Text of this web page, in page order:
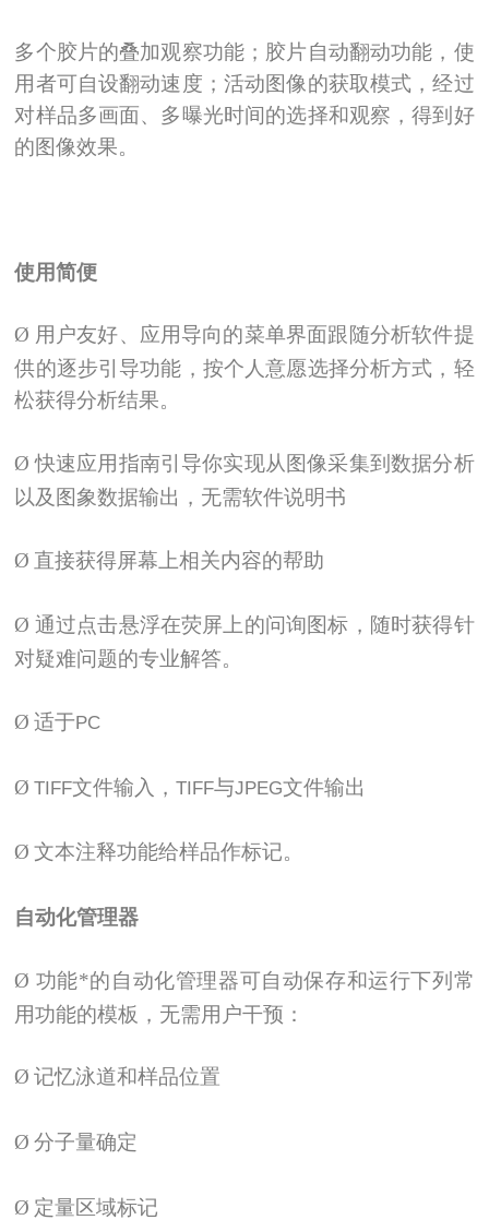
多个胶片的叠加观察功能；胶片自动翻动功能，使
用者可自设翻动速度；活动图像的获取模式，经过
对样品多画面、多曝光时间的选择和观察，得到好
的图像效果。
使用简便
Ø 用户友好、应用导向的菜单界面跟随分析软件提
供的逐步引导功能，按个人意愿选择分析方式，轻
松获得分析结果。
Ø 快速应用指南引导你实现从图像采集到数据分析
以及图象数据输出，无需软件说明书
Ø 直接获得屏幕上相关内容的帮助
Ø 通过点击悬浮在荧屏上的问询图标，随时获得针
对疑难问题的专业解答。
Ø 适于PC
Ø TIFF文件输入，TIFF与JPEG文件输出
Ø 文本注释功能给样品作标记。
自动化管理器
Ø 功能*的自动化管理器可自动保存和运行下列常
用功能的模板，无需用户干预：
Ø 记忆泳道和样品位置
Ø 分子量确定
Ø 定量区域标记